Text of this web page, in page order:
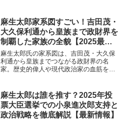
麻生太郎家系図すごい！吉田茂・
大久保利通から皇族まで政財界を
制覇した家族の全貌【2025最
新】
麻生太郎氏の家系図は、吉田茂・大久保
利通から皇族までつながる政財界の名
家。歴史的偉人や現代政治家の血筋を徹
麻生太郎は誰を推す？2025年投
票大臣選挙での小泉進次郎支持と
政治戦略を徹底解説【最新情報】